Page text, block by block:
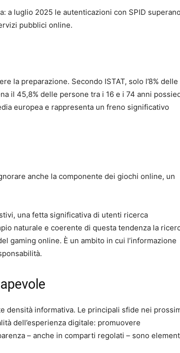
a luglio 2025 le autenticazioni con SPID
pubblici online.
la preparazione. Secondo ISTAT, solo l’8% delle
il 45,8% delle persone tra i 16 e i 74 anni
europea e rappresenta un freno significativo
anche la componente dei giochi online, un
una fetta significativa di utenti ricerca
naturale e coerente di questa tendenza la
gaming online. È un ambito in cui l’informazione
densità informativa. Le principali sfide nei
dell’esperienza digitale: promuovere
– anche in comparti regolati – sono